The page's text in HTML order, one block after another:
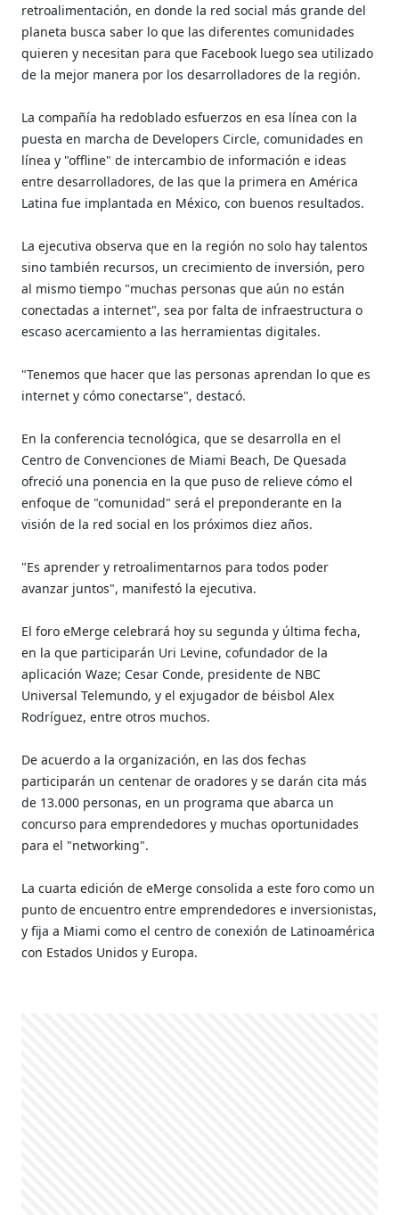
retroalimentación, en donde la red social más grande del
planeta busca saber lo que las diferentes comunidades
quieren y necesitan para que Facebook luego sea utilizado
de la mejor manera por los desarrolladores de la región.
La compañía ha redoblado esfuerzos en esa línea con la
puesta en marcha de Developers Circle, comunidades en
línea y "offline" de intercambio de información e ideas
entre desarrolladores, de las que la primera en América
Latina fue implantada en México, con buenos resultados.
La ejecutiva observa que en la región no solo hay talentos
sino también recursos, un crecimiento de inversión, pero
al mismo tiempo "muchas personas que aún no están
conectadas a internet", sea por falta de infraestructura o
escaso acercamiento a las herramientas digitales.
"Tenemos que hacer que las personas aprendan lo que es
internet y cómo conectarse", destacó.
En la conferencia tecnológica, que se desarrolla en el
Centro de Convenciones de Miami Beach, De Quesada
ofreció una ponencia en la que puso de relieve cómo el
enfoque de "comunidad" será el preponderante en la
visión de la red social en los próximos diez años.
"Es aprender y retroalimentarnos para todos poder
avanzar juntos", manifestó la ejecutiva.
El foro eMerge celebrará hoy su segunda y última fecha,
en la que participarán Uri Levine, cofundador de la
aplicación Waze; Cesar Conde, presidente de NBC
Universal Telemundo, y el exjugador de béisbol Alex
Rodríguez, entre otros muchos.
De acuerdo a la organización, en las dos fechas
participarán un centenar de oradores y se darán cita más
de 13.000 personas, en un programa que abarca un
concurso para emprendedores y muchas oportunidades
para el "networking".
La cuarta edición de eMerge consolida a este foro como un
punto de encuentro entre emprendedores e inversionistas,
y fija a Miami como el centro de conexión de Latinoamérica
con Estados Unidos y Europa.